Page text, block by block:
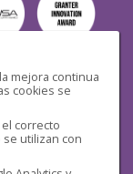
mejora continua
cookies se
correcto
utilizan con